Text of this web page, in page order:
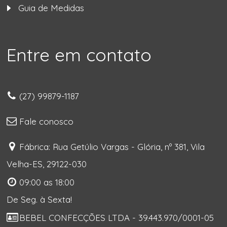
Guia de Medidas
Entre em contato
(27) 99879-1187
Fale conosco
Fábrica: Rua Getúlio Vargas - Glória, nº 381, Vila
Velha-ES, 29122-030
09:00 as 18:00
De Seg. à Sexta!
BEBEL CONFECÇÕES LTDA - 39.443.970/0001-05